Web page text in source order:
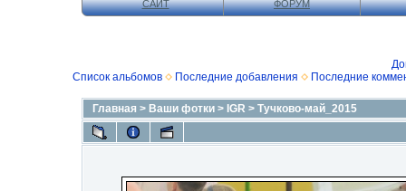
САЙТ ФОРУМ
Список альбомов
Последние добавления Последние
Главная > Ваши фотки > IGR > Тучково-май_2015